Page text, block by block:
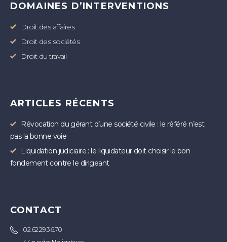
DOMAINES D’INTERVENTIONS
Droit des affaires
Droit des sociétés
Droit du travail
ARTICLES RÉCENTS
Révocation du gérant d’une société civile : le référé n’est
pas la bonne voie
Liquidation judiciaire : le liquidateur doit choisir le bon
fondement contre le dirigeant
CONTACT
02.62.29.36.70